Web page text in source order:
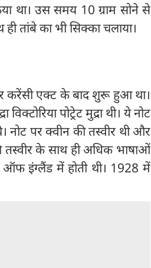
था। उस समय 10 ग्राम सोने से
तांबे का भी सिक्का चलाया।
करेंसी एक्ट के बाद शुरू हुआ था।
पोट्रेट मुद्रा थी। ये नोट
पर क्वीन की तस्वीर थी और
के साथ ही अधिक भाषाओं
ऑफ इंग्लैंड में होती थी। 1928 में